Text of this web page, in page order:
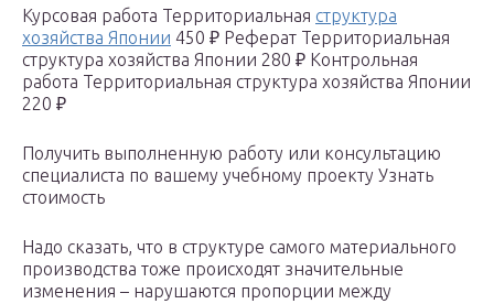
Курсовая работа Территориальная структура
хозяйства Японии 450 ₽ Реферат Территориальная
структура хозяйства Японии 280 ₽ Контрольная
работа Территориальная структура хозяйства Японии
220 ₽
Получить выполненную работу или консультацию
специалиста по вашему учебному проекту Узнать
стоимость
Надо сказать, что в структуре самого материального
производства тоже происходят значительные
изменения – нарушаются пропорции между